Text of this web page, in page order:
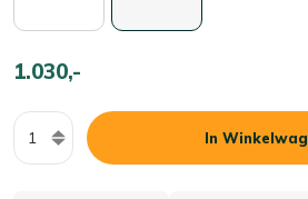
1.030,-
Aantal
In